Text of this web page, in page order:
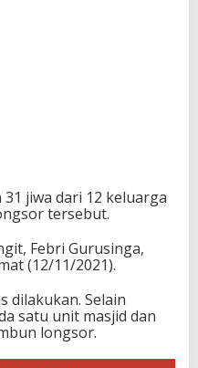
jiwa dari 12 keluarga
tersebut.
Febri Gurusinga,
(12/11/2021).
dilakukan. Selain
satu unit masjid dan
longsor.